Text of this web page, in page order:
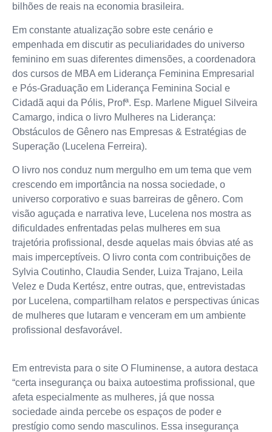
bilhões de reais na economia brasileira.
Em constante atualização sobre este cenário e
empenhada em discutir as peculiaridades do universo
feminino em suas diferentes dimensões, a coordenadora
dos cursos de MBA em Liderança Feminina Empresarial
e Pós-Graduação em Liderança Feminina Social e
Cidadã aqui da Pólis, Profª. Esp. Marlene Miguel Silveira
Camargo, indica o livro Mulheres na Liderança:
Obstáculos de Gênero nas Empresas & Estratégias de
Superação (Lucelena Ferreira).
O livro nos conduz num mergulho em um tema que vem
crescendo em importância na nossa sociedade, o
universo corporativo e suas barreiras de gênero. Com
visão aguçada e narrativa leve, Lucelena nos mostra as
dificuldades enfrentadas pelas mulheres em sua
trajetória profissional, desde aquelas mais óbvias até as
mais imperceptíveis. O livro conta com contribuições de
Sylvia Coutinho, Claudia Sender, Luiza Trajano, Leila
Velez e Duda Kertész, entre outras, que, entrevistadas
por Lucelena, compartilham relatos e perspectivas únicas
de mulheres que lutaram e venceram em um ambiente
profissional desfavorável.
Em entrevista para o site O Fluminense, a autora destaca
“certa insegurança ou baixa autoestima profissional, que
afeta especialmente as mulheres, já que nossa
sociedade ainda percebe os espaços de poder e
prestígio como sendo masculinos. Essa insegurança